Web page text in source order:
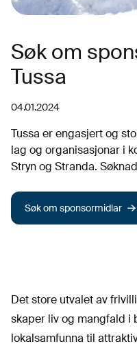
Søk om
Tussa
04.01.2024
Tussa er engasjert og
lag og organisasjonar i
Stryn og Stranda.
Søk om sponsormidlar
Det store utvalet av
skaper liv og mangfald i
lokalsamfunna til